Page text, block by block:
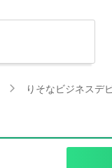
りそなビジネスデ